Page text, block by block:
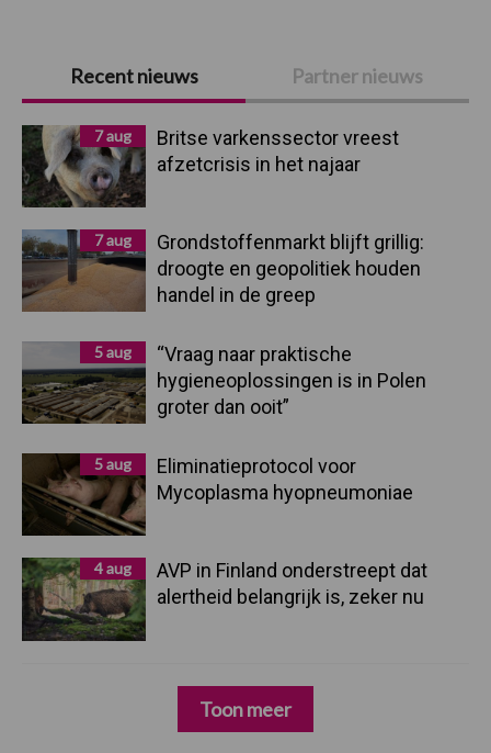
Primaire
Sidebar
Recent nieuws Partner nieuws
7 aug
Britse varkenssector vreest
afzetcrisis in het najaar
7 aug
Grondstoffenmarkt blijft grillig:
droogte en geopolitiek houden
handel in de greep
5 aug
“Vraag naar praktische
hygieneoplossingen is in Polen
groter dan ooit”
5 aug
Eliminatieprotocol voor
Mycoplasma hyopneumoniae
4 aug
AVP in Finland onderstreept dat
alertheid belangrijk is, zeker nu
Toon meer